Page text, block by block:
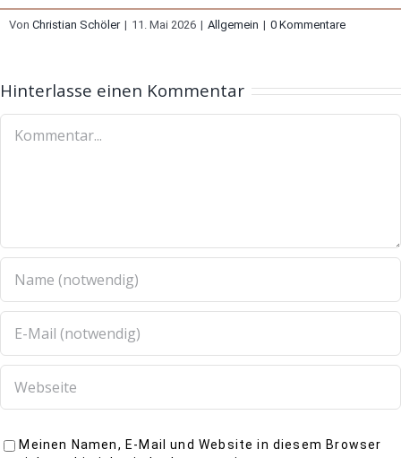
Von Christian Schöler | 11. Mai 2026 | Allgemein | 0 Kommentare
Hinterlasse einen Kommentar
Meinen Namen, E-Mail und Website in diesem Browser